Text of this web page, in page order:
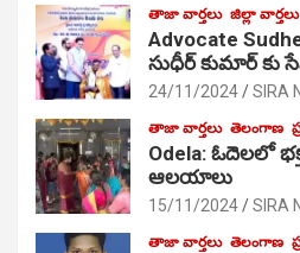
తాజా వార్తలు జిల్లా వార్తలు
Advocate
సుధీర్ కుమార్ కు
24/11/2024 SIRA
తాజా వార్తలు తెలంగాణ
Odela: ఓదెల‌లో
ఆల‌యాలు
15/11/2024 SIRA
తాజా వార్తలు తెలంగాణ